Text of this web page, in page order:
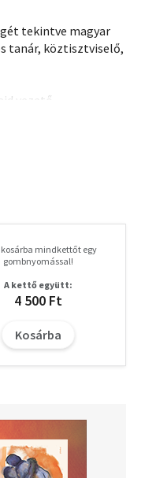
tekintve magyar
tanár, köztisztviselő,
vezető
kosárba mindkettőt egy
gombnyomással!
A kettő együtt:
4 500 Ft
Kosárba